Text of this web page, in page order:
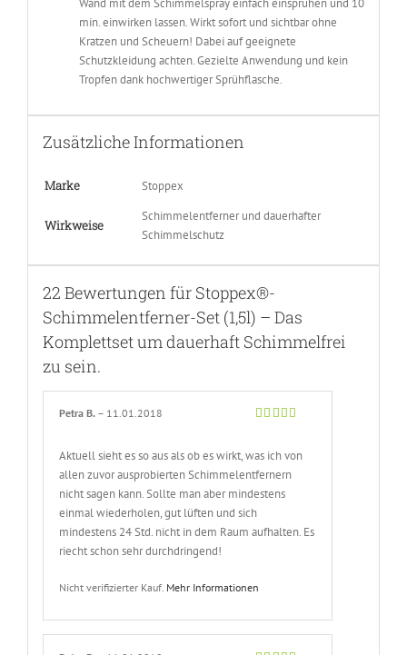
min. einwirken lassen. Wirkt sofort und sichtbar ohne
Kratzen und Scheuern! Dabei auf geeignete
Schutzkleidung achten. Gezielte Anwendung und kein
Tropfen dank hochwertiger Sprühflasche.
Zusätzliche Informationen
Marke Stoppex
Wirkweise
Schimmelentferner und dauerhafter
Schimmelschutz
22 Bewertungen für Stoppex®-
Schimmelentferner-Set (1,5l) – Das
Komplettset um dauerhaft Schimmelfrei
zu sein.
Petra B. – 11.01.2018
Aktuell sieht es so aus als ob es wirkt, was ich von
allen zuvor ausprobierten Schimmelentfernern
nicht sagen kann. Sollte man aber mindestens
einmal wiederholen, gut lüften und sich
mindestens 24 Std. nicht in dem Raum aufhalten. Es
riecht schon sehr durchdringend!
Nicht verifizierter Kauf. Mehr Informationen